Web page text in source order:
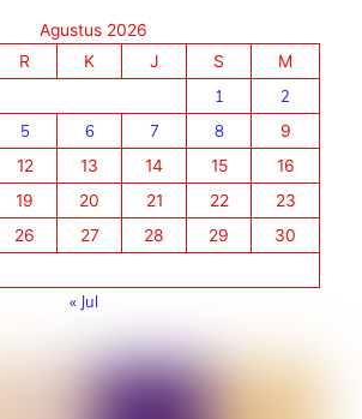
Agustus 2026
R K J S
M
1
2
5 6 7 8
9
12 13 14 15
16
19 20 21 22
23
26 27 28 29
30
« Jul